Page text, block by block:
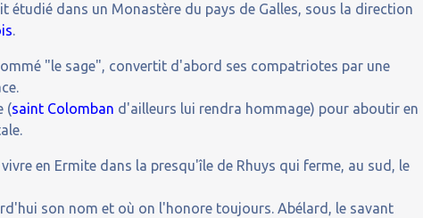
étudié dans un Monastère du pays de Galles, sous la direction
.
"le sage", convertit d'abord ses compatriotes par une
(saint Colomban d'ailleurs lui rendra hommage) pour aboutir en
en Ermite dans la presqu'île de Rhuys qui ferme, au sud, le
son nom et où on l'honore toujours. Abélard, le savant